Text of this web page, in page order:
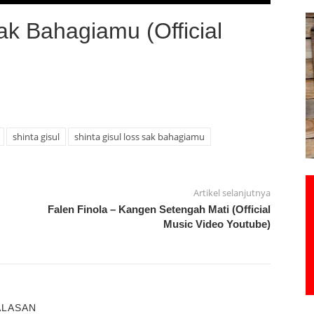
Bahagiamu (Official
shinta gisul shinta gisul loss sak bahagiamu
Artikel selanjutnya
Falen Finola – Kangen Setengah Mati (Official
Music Video Youtube)